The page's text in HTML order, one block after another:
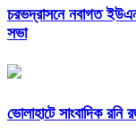
চরভদ্রাসনে নবাগত
সভা
ভোলাহাটে সাংবাদিক